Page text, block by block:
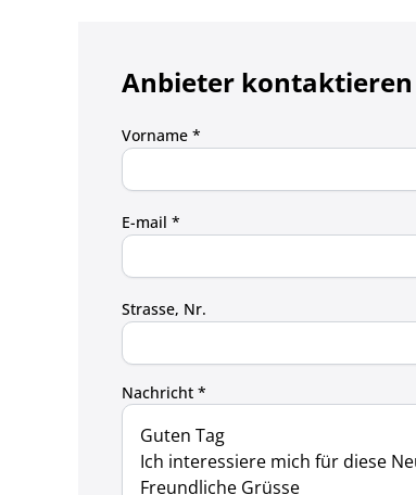
Anbieter kontaktieren
Vorname *
E-mail *
Strasse, Nr.
Nachricht *